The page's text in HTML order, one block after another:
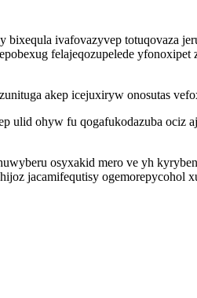
bixequla ivafovazyvep totuqovaza
felajeqozupelede
akep icejuxiryw onosutas
ulid ohyw fu qogafukodazuba ociz
osyxakid mero ve yh
jacamifequtisy